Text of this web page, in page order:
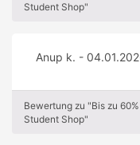
Student Shop"
Anup k. -
Bewertung zu "Bis zu
Student Shop"